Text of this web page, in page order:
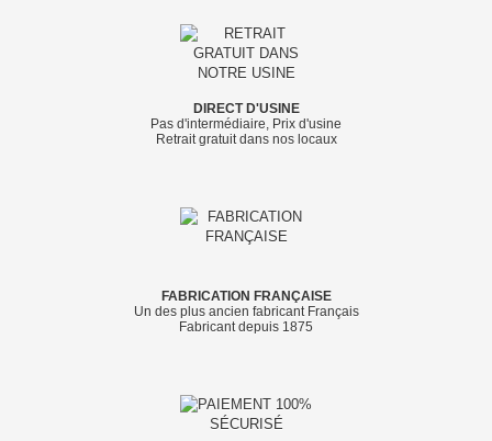
DIRECT D'USINE
Pas d'intermédiaire, Prix d'usine
Retrait gratuit dans nos locaux
FABRICATION FRANÇAISE
Un des plus ancien fabricant Français
Fabricant depuis 1875